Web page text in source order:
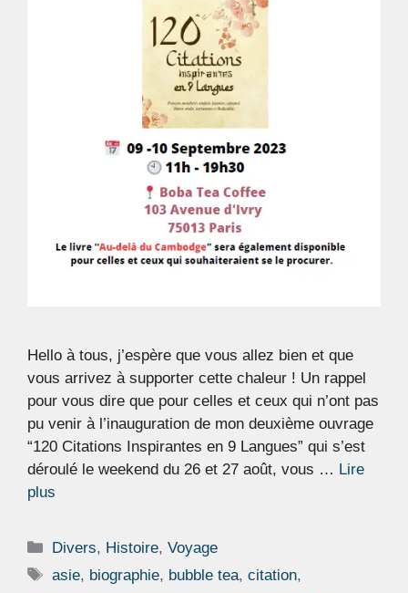
Hello à tous, j’espère que vous allez bien et que
vous arrivez à supporter cette chaleur ! Un rappel
pour vous dire que pour celles et ceux qui n’ont pas
pu venir à l’inauguration de mon deuxième ouvrage
“120 Citations Inspirantes en 9 Langues” qui s’est
déroulé le weekend du 26 et 27 août, vous … Lire
plus
Catégories
Divers, Histoire,Voyage
Étiquettes
asie, biographie, bubble tea,citation,